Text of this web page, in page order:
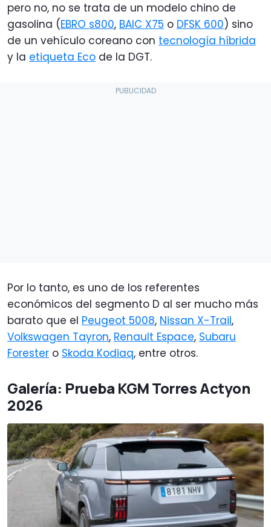
pero no, no se trata de un modelo chino de
gasolina (EBRO s800, BAIC X75 o DFSK 600) sino
de un vehículo coreano con tecnología híbrida
y la etiqueta Eco de la DGT.
Por lo tanto, es uno de los referentes
económicos del segmento D al ser mucho más
barato que el Peugeot 5008, Nissan X-Trail,
Volkswagen Tayron, Renault Espace, Subaru
Forester o Skoda Kodiaq, entre otros.
Galería: Prueba KGM Torres Actyon
2026